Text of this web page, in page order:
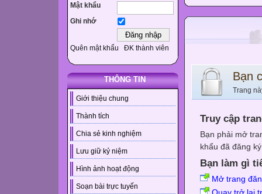
Mật khẩu
Ghi nhớ
Quên mật khẩu ĐK thành viên
THÔNG TIN
Giới thiệu chung
Thành tích
Chia sẻ kinh nghiệm
Lưu giữ kỷ niệm
Hình ảnh hoạt động
Soạn bài trực tuyến
Bạn
Trang
Truy cập
Bạn phải mở
khẩu đã đăng
Bạn làm gì
Mở trang